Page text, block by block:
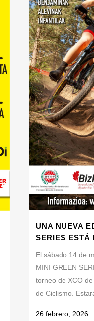
UNA NUEVA
SERIES ESTÁ
El sábado 14 de
MINI GREEN
torneo de XCO
de Ciclismo.
26 febrero, 2026